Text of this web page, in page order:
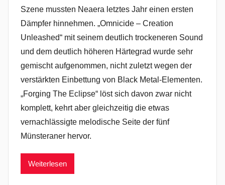
Szene mussten Neaera letztes Jahr einen ersten
Dämpfer hinnehmen. „Omnicide – Creation
Unleashed“ mit seinem deutlich trockeneren Sound
und dem deutlich höheren Härtegrad wurde sehr
gemischt aufgenommen, nicht zuletzt wegen der
verstärkten Einbettung von Black Metal-Elementen.
„Forging The Eclipse“ löst sich davon zwar nicht
komplett, kehrt aber gleichzeitig die etwas
vernachlässigte melodische Seite der fünf
Münsteraner hervor.
Weiterlesen